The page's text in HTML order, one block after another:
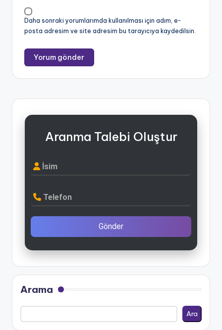
Daha sonraki yorumlarımda kullanılması için adım, e-
posta adresim ve site adresim bu tarayıcıya kaydedilsin.
Aranma Talebi Oluştur
İsim
Telefon
Gönder
Arama
Ara